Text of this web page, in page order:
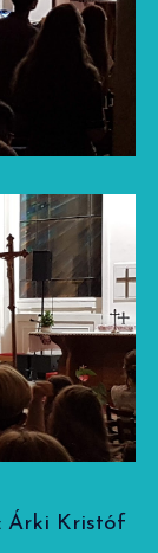
Árki Kristóf